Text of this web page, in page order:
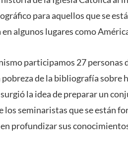
para aquellos que se
algunos lugares como
participamos 27
de la bibliografía sobre
surgió la idea de preparar un
los seminaristas que se están
profundizar sus